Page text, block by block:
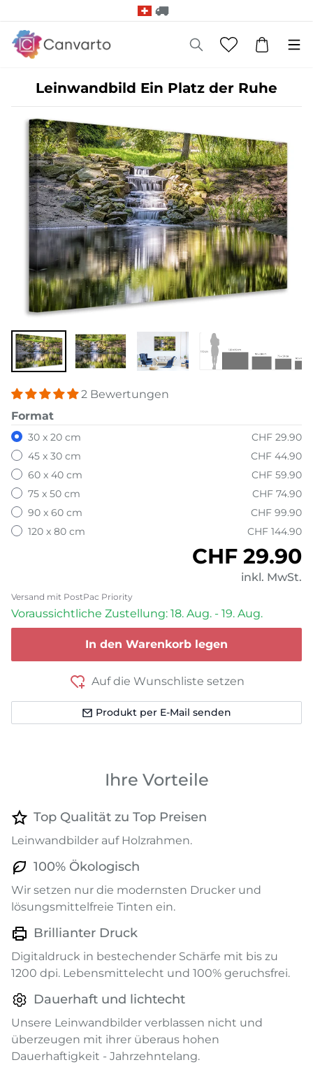
Leinwandbild Ein Platz der Ruhe
2 Bewertungen
Format
30 x 20 cm
CHF 29.90
45 x 30 cm
CHF 44.90
60 x 40 cm
CHF 59.90
75 x 50 cm
CHF 74.90
90 x 60 cm
CHF 99.90
120 x 80 cm
CHF 144.90
Normaler
CHF 29.90
inkl. MwSt.
Versand mit PostPac Priority
Voraussichtliche Zustellung: 18. Aug. - 19. Aug.
In den Warenkorb legen
Auf die Wunschliste setzen
Produkt per E-Mail senden
Ihre Vorteile
Top Qualität zu Top Preisen
Leinwandbilder auf Holzrahmen.
100% Ökologisch
Wir setzen nur die modernsten Drucker und
lösungsmittelfreie Tinten ein.
Brillianter Druck
Digitaldruck in bestechender Schärfe mit bis zu
1200 dpi. Lebensmittelecht und 100% geruchsfrei.
Dauerhaft und lichtecht
Unsere Leinwandbilder verblassen nicht und
überzeugen mit ihrer überaus hohen
Dauerhaftigkeit - Jahrzehntelang.